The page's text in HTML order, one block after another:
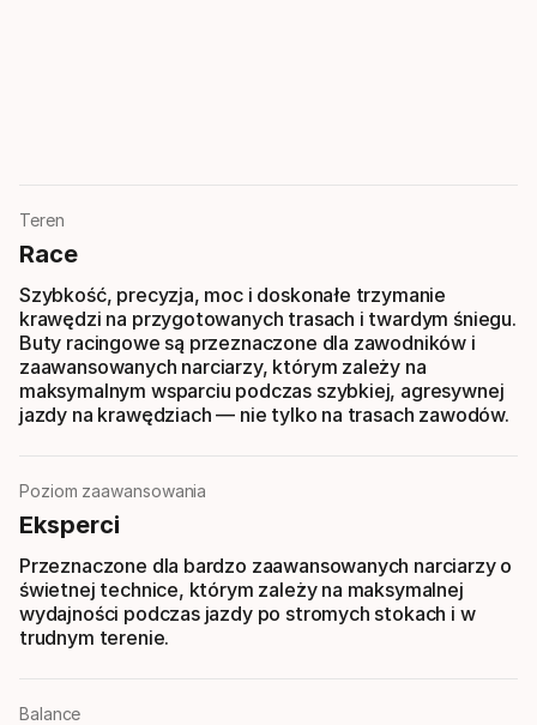
Teren
Race
Szybkość, precyzja, moc i doskonałe trzymanie
krawędzi na przygotowanych trasach i twardym śniegu.
Buty racingowe są przeznaczone dla zawodników i
zaawansowanych narciarzy, którym zależy na
maksymalnym wsparciu podczas szybkiej, agresywnej
jazdy na krawędziach — nie tylko na trasach zawodów.
Poziom zaawansowania
Eksperci
Przeznaczone dla bardzo zaawansowanych narciarzy o
świetnej technice, którym zależy na maksymalnej
wydajności podczas jazdy po stromych stokach i w
trudnym terenie.
Balance